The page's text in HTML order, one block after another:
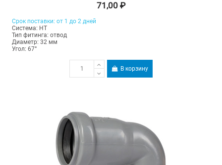
71,00 ₽
Срок поставки: от 1 до 2 дней
Система: HT
Тип фитинга: отвод
Диаметр: 32 мм
Угол: 67°
В корзину